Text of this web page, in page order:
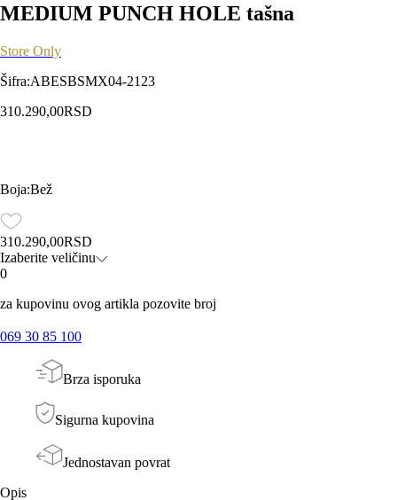
MEDIUM PUNCH HOLE tašna
Store Only
Šifra:ABESBSMX04-2123
310.290,00RSD
Boja:Bež
310.290,00RSD
Izaberite veličinu
0
za kupovinu ovog artikla pozovite broj
069 30 85 100
Brza isporuka
Sigurna kupovina
Jednostavan povrat
Opis